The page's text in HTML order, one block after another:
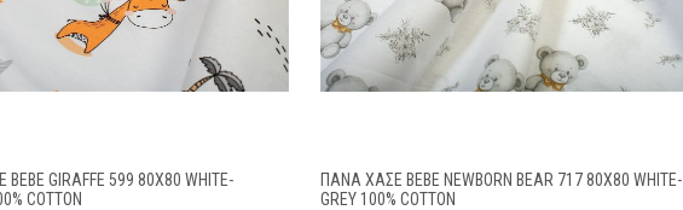
GIRAFFE 599 80X80 WHITE-
COTTON
ΠΆΝΑ ΧΑΣΈ BEBE NEWBORN BEAR 717 80X80 WHITE-
GREY 100% COTTON